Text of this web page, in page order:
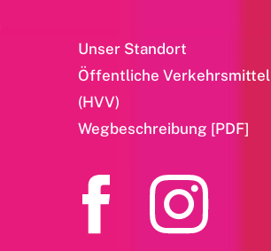
Unser Standort
Öffentliche Verkehrsmittel
(HVV)
Wegbeschreibung [PDF]